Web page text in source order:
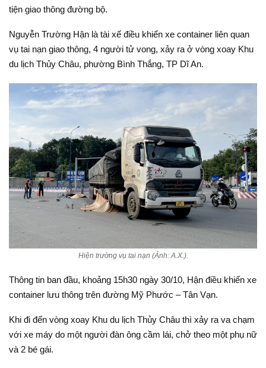
tiện giao thông đường bộ.
Nguyễn Trường Hận là tài xế điều khiển xe container liên quan
vụ tai nạn giao thông, 4 người tử vong, xảy ra ở vòng xoay Khu
du lịch Thủy Châu, phường Bình Thắng, TP Dĩ An.
Hiện trường vụ tai nạn (Ảnh: A.X.).
Thông tin ban đầu, khoảng 15h30 ngày 30/10, Hận điều khiển xe
container lưu thông trên đường Mỹ Phước – Tân Vạn.
Khi đi đến vòng xoay Khu du lịch Thủy Châu thì xảy ra va chạm
với xe máy do một người đàn ông cầm lái, chở theo một phụ nữ
và 2 bé gái.